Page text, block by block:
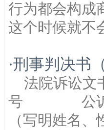
行为都会构成
这个时候就不
·刑事判决书
法院诉讼
号 公诉机
（写明姓名